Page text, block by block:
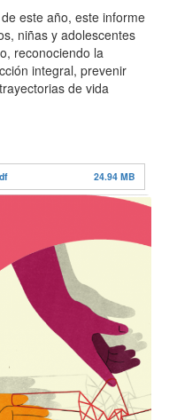
este año, este informe
niñas y adolescentes
reconociendo la
integral, prevenir
de vida
24.94 MB